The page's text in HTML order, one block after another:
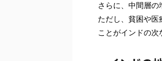
さらに、中間層の
ただし、貧困や
ことがインドの次